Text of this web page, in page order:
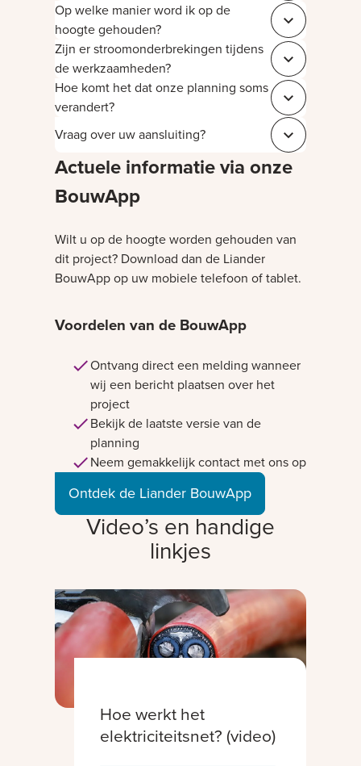
Op welke manier word ik op de
hoogte gehouden?
Sluit 7e69fb8f-
Zijn er stroomonderbrekingen tijdens
de werkzaamheden?
Sluit
Hoe komt het dat onze planning soms
verandert?
Sluit 4031f7ae-
Vraag over uw aansluiting? Sluit
Actuele informatie via onze
BouwApp
Wilt u op de hoogte worden gehouden van
dit project? Download dan de Liander
BouwApp op uw mobiele telefoon of tablet.
Voordelen van de BouwApp
Ontvang direct een melding wanneer
wij een bericht plaatsen over het
project
Bekijk de laatste versie van de
planning
Neem gemakkelijk contact met ons op
Ontdek de Liander BouwApp
Video’s en handige
linkjes
Hoe werkt het
elektriciteitsnet? (video)